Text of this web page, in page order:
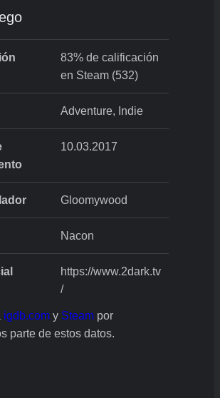
83% de calificación
en Steam (532)
Adventure, Indie
10.03.2017
Gloomywood
Nacon
https://www.2dark.tv
/
igdb.com y Steam por
parte de estos datos.